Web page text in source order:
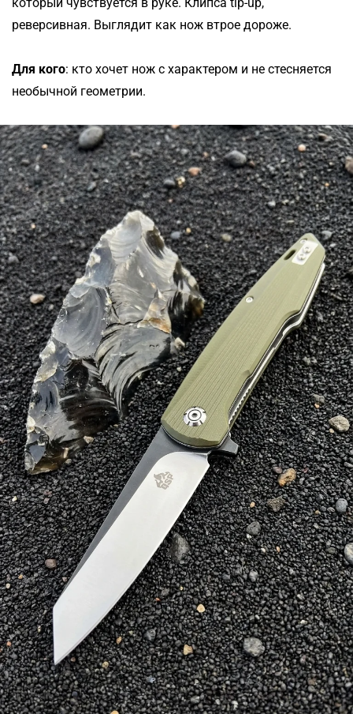
реверсивная. Выглядит как нож втрое дороже.
Для кого: кто хочет нож с характером и не стесняется
необычной геометрии.